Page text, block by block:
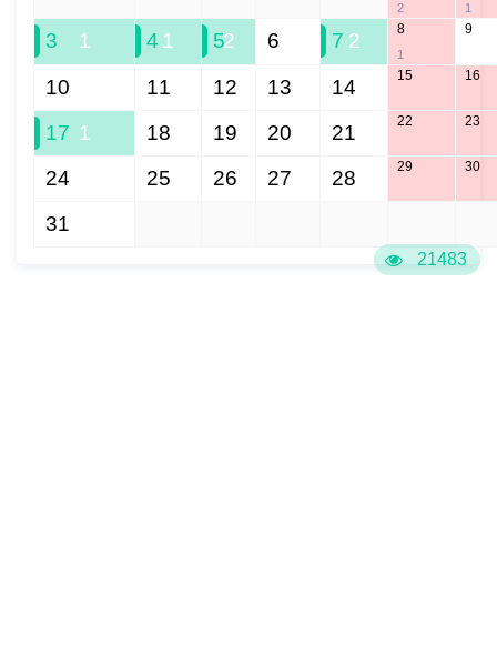
21483
2 1
3 1 4 1 52 6 7 2 8
1
9
10 11 12 13 14 15 16
17 1 18 19 20 21 22 23
24 25 26 27 28 29 30
31